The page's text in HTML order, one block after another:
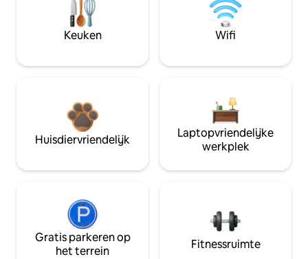
Keuken Wifi
Huisdiervriendelijk
Laptopvriendelijke
werkplek
Gratis parkeren op
het terrein
Fitnessruimte